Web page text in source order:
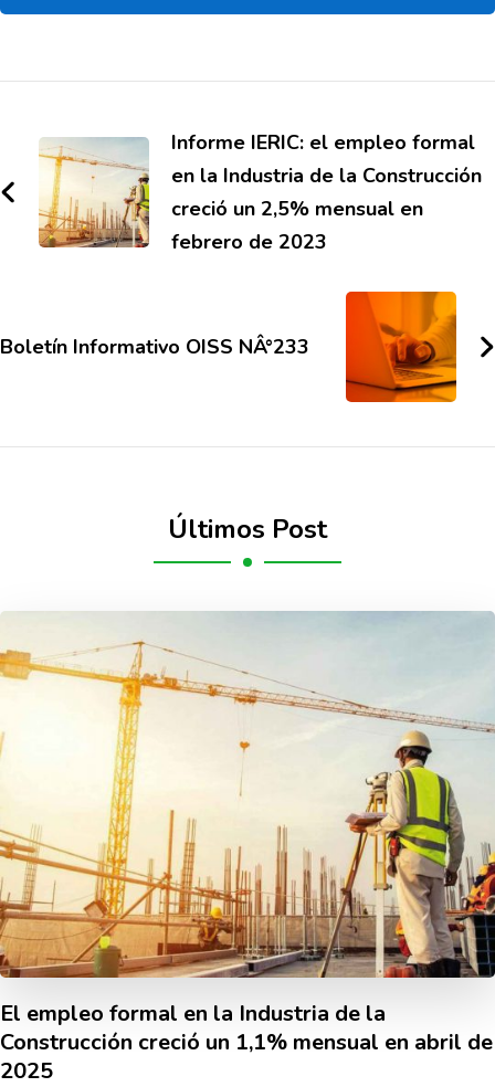
Informe IERIC: el empleo formal
en la Industria de la Construcción
creció un 2,5% mensual en
febrero de 2023
Boletí­n Informativo OISS NÂ°233
Últimos Post
El empleo formal en la Industria de la
Construcción creció un 1,1% mensual en abril de
2025